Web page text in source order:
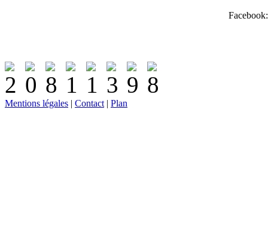
Mentions légales | Contact | Plan